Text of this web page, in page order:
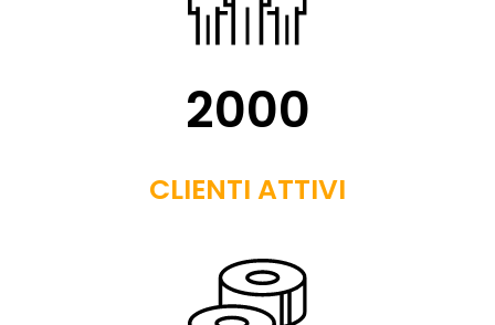
2000
CLIENTI ATTIVI